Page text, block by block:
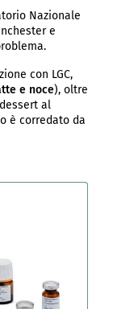
Nazionale
e
con LGC,
e noce), oltre
al
è corredato da